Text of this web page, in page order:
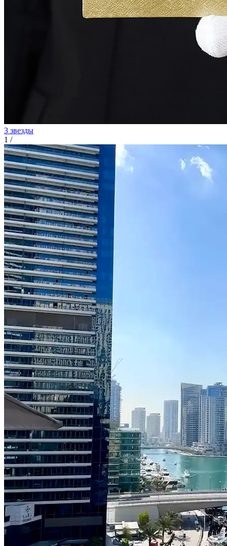
3 звезды
1 /